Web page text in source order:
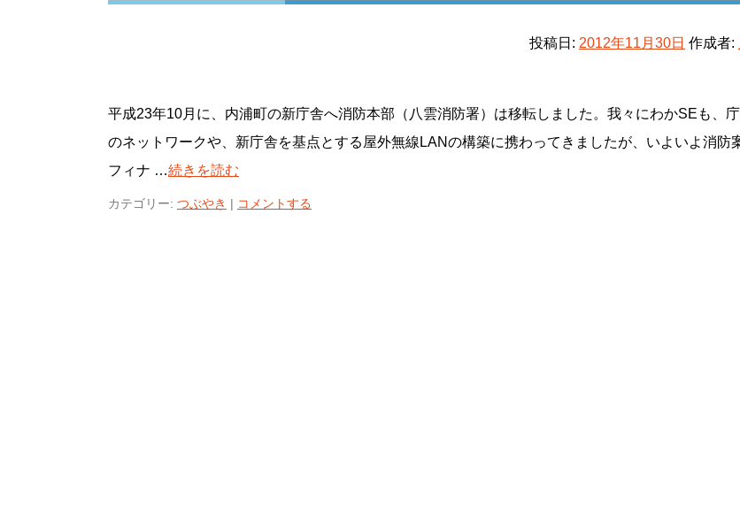
投稿日: 2012年11月30日 作成者:
平成23年10月に、内浦町の新庁舎へ消防本部（八雲消防署）は移転しました。我々にわかSEも、
のネットワークや、新庁舎を基点とする屋外無線LANの構築に携わってきましたが、いよいよ消防
フィナ …続きを読む
カテゴリー: つぶやき | コメントする